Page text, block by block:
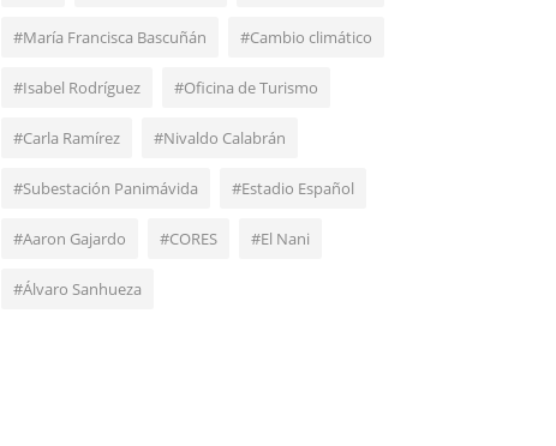
#María Francisca Bascuñán #Cambio climático
#Isabel Rodríguez #Oficina de Turismo
#Carla Ramírez #Nivaldo Calabrán
#Subestación Panimávida #Estadio Español
#Aaron Gajardo #CORES #El Nani
#Álvaro Sanhueza